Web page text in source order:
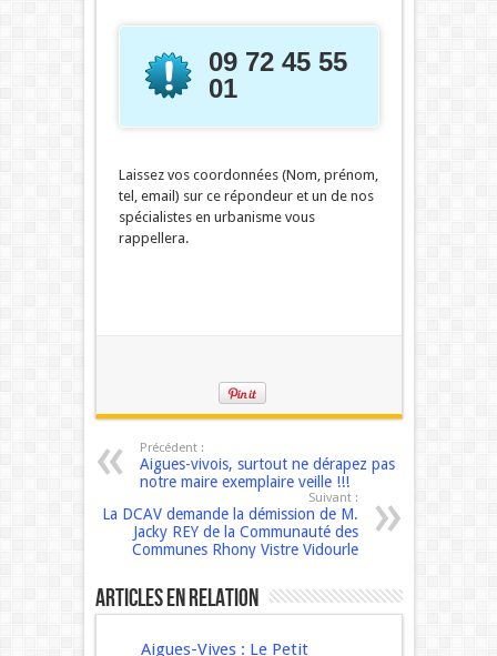
09 72 45 55
01
Laissez vos coordonnées (Nom, prénom,
tel, email) sur ce répondeur et un de nos
spécialistes en urbanisme vous
rappellera.
Précédent :
Aigues-vivois, surtout ne dérapez pas
notre maire exemplaire veille !!!
Suivant :
La DCAV demande la démission de M.
Jacky REY de la Communauté des
Communes Rhony Vistre Vidourle
Articles en relation
Aigues-Vives : Le Petit